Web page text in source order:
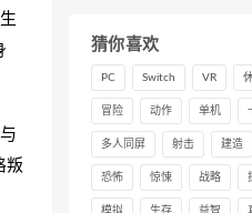
叛
猜你喜欢
PC Switch VR
冒险 动作 单机
多人同屏 射击 建造
恐怖 惊悚 战略
模拟 生存 益智